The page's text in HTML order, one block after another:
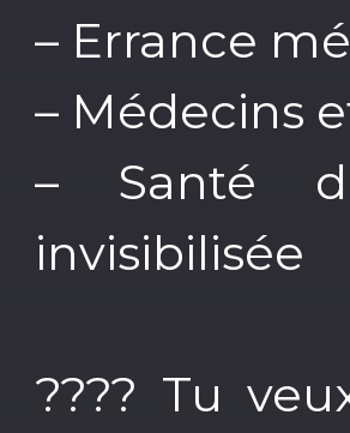
– Errance
– Médecins
– Santé
invisibilisée
???? Tu